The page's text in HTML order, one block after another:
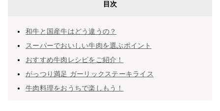
目次
和牛と国産牛はどう違うの？
スーパーでおいしい牛肉を選ぶポイント
おすすめ牛肉レシピをご紹介！
がっつり満足 ガーリックステーキライス
牛肉料理をおうちで楽しもう！